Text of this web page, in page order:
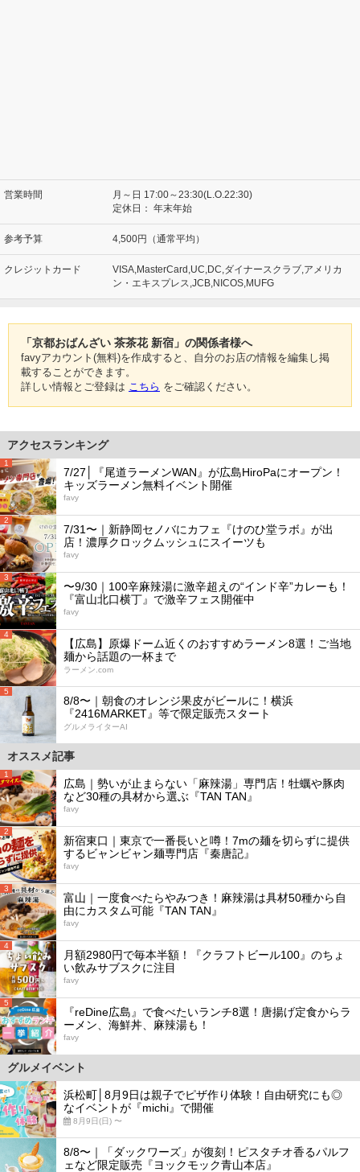
営業時間
月～日 17:00～23:30(L.O.22:30)
定休日： 年末年始
参考予算 4,500円（通常平均）
クレジットカード
VISA,MasterCard,UC,DC,ダイナースクラブ,アメリカ
ン・エキスプレス,JCB,NICOS,MUFG
「京都おばんざい 茶茶花 新宿」の関係者様へ
favyアカウント(無料)を作成すると、自分のお店の情報を編集し掲
載することができます。
詳しい情報とご登録は こちら をご確認ください。
アクセスランキング
1
7/27│『尾道ラーメンWAN』が広島HiroPaにオープン！
キッズラーメン無料イベント開催
favy
2
7/31〜｜新静岡セノバにカフェ『けのひ堂ラボ』が出
店！濃厚クロックムッシュにスイーツも
favy
3
〜9/30｜100辛麻辣湯に激辛超えの“インド辛”カレーも！
『富山北口横丁』で激辛フェス開催中
favy
4
【広島】原爆ドーム近くのおすすめラーメン8選！ご当地
麺から話題の一杯まで
ラーメン.com
5
8/8〜｜朝食のオレンジ果皮がビールに！横浜
『2416MARKET』等で限定販売スタート
グルメライターAI
オススメ記事
1
広島｜勢いが止まらない「麻辣湯」専門店！牡蠣や豚肉
など30種の具材から選ぶ『TAN TAN』
favy
2
新宿東口｜東京で一番長いと噂！7mの麺を切らずに提供
するビャンビャン麺専門店『秦唐記』
favy
3
富山｜一度食べたらやみつき！麻辣湯は具材50種から自
由にカスタム可能『TAN TAN』
favy
4
月額2980円で毎本半額！『クラフトビール100』のちょ
い飲みサブスクに注目
favy
5
『reDine広島』で食べたいランチ8選！唐揚げ定食からラ
ーメン、海鮮丼、麻辣湯も！
favy
グルメイベント
浜松町│8月9日は親子でピザ作り体験！自由研究にも◎
なイベントが『michi』で開催
8月9日(日) 〜
8/8〜｜「ダックワーズ」が復刻！ピスタチオ香るパルフ
ェなど限定販売『ヨックモック青山本店』